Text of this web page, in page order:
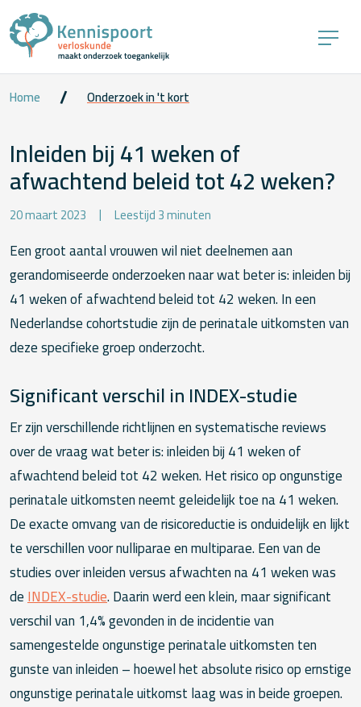
Home Onderzoek in 't kort
Inleiden bij 41 weken of
afwachtend beleid tot 42 weken?
20 maart 2023 Leestijd 3 minuten
Een groot aantal vrouwen wil niet deelnemen aan
gerandomiseerde onderzoeken naar wat beter is: inleiden bij
41 weken of afwachtend beleid tot 42 weken. In een
Nederlandse cohortstudie zijn de perinatale uitkomsten van
deze specifieke groep onderzocht.
Significant verschil in INDEX-studie
Er zijn verschillende richtlijnen en systematische reviews
over de vraag wat beter is: inleiden bij 41 weken of
afwachtend beleid tot 42 weken. Het risico op ongunstige
perinatale uitkomsten neemt geleidelijk toe na 41 weken.
De exacte omvang van de risicoreductie is onduidelijk en lijkt
te verschillen voor nulliparae en multiparae. Een van de
studies over inleiden versus afwachten na 41 weken was
deINDEX-studie. Daarin werd een klein, maar significant
verschil van 1,4% gevonden in de incidentie van
samengestelde ongunstige perinatale uitkomsten ten
gunste van inleiden – hoewel het absolute risico op ernstige
ongunstige perinatale uitkomst laag was in beide groepen.